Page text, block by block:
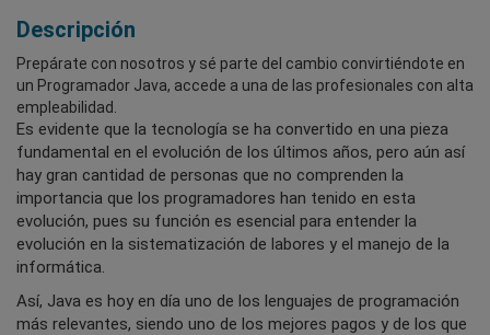
Descripción
Prepárate con nosotros y sé parte del cambio convirtiéndote en
un Programador Java, accede a una de las profesionales con alta
empleabilidad.
Es evidente que la tecnología se ha convertido en una pieza
fundamental en el evolución de los últimos años, pero aún así
hay gran cantidad de personas que no comprenden la
importancia que los programadores han tenido en esta
evolución, pues su función es esencial para entender la
evolución en la sistematización de labores y el manejo de la
informática.
Así, Java es hoy en día uno de los lenguajes de programación
más relevantes, siendo uno de los mejores pagos y de los que